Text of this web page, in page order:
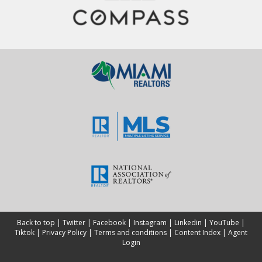
Back to top | Twitter | Facebook | Instagram | Linkedin | YouTube |
Tiktok | Privacy Policy | Terms and conditions | Content Index | Agent
Login